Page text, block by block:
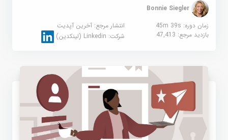
Bonnie Siegler
زمان دوره: 45m 39s
انتشار مرجع:آخرین آپدیت
بازدید مرجع:47,413 شرکت:Linkedin (لینکدین)